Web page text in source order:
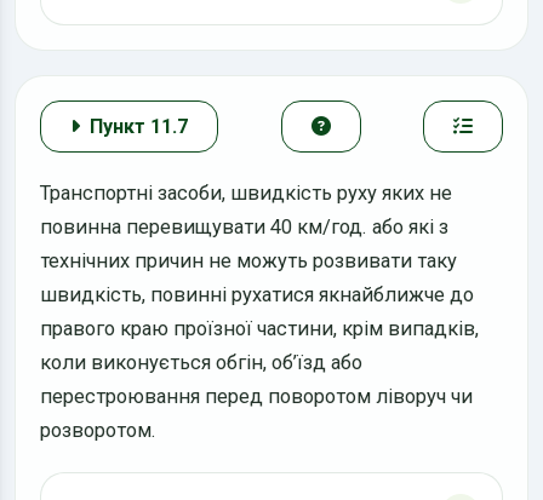
Пункт 11.7
Транспортні засоби, швидкість руху яких не
повинна перевищувати 40 км/год. або які з
технічних причин не можуть розвивати таку
швидкість, повинні рухатися якнайближче до
правого краю проїзної частини, крім випадків,
коли виконується обгін, об’їзд або
перестроювання перед поворотом ліворуч чи
розворотом.